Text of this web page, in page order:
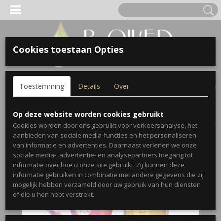
Inloggen Registreren
(0)
Home >Blends>Elevation
Cookies toestaan Opties
Toestemming Details Over
Op deze website worden cookies gebruikt
Cookies worden door ons gebruikt voor verkeersanalyse, het
aanbieden van sociale media-functies en het personaliseren
van informatie en advertenties. Daarnaast verlenen we onze
sociale media-, advertentie- en analysepartners toegang tot
informatie over hoe u onze site gebruikt. Zij kunnen deze
informatie gebruiken in combinatie met andere gegevens die zij
mogelijk hebben verzameld door uw gebruik van hun diensten
of die u hen hebt verstrekt.